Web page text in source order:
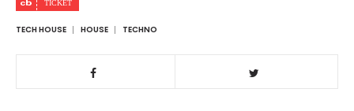
TECH HOUSE HOUSE TECHNO